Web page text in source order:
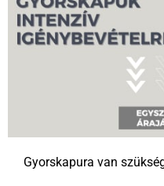
Gyorskapura van